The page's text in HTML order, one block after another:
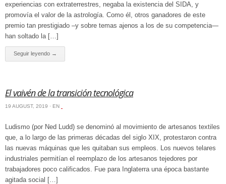
experiencias con extraterrestres, negaba la existencia del SIDA, y
promovía el valor de la astrología. Como él, otros ganadores de este
premio tan prestigiado –y sobre temas ajenos a los de su competencia—
han soltado la […]
Seguir leyendo →
El vaivén de la transición tecnológica
19 AUGUST, 2019 · EN
Ludismo (por Ned Ludd) se denominó al movimiento de artesanos textiles
que, a lo largo de las primeras décadas del siglo XIX, protestaron contra
las nuevas máquinas que les quitaban sus empleos. Los nuevos telares
industriales permitían el reemplazo de los artesanos tejedores por
trabajadores poco calificados. Fue para Inglaterra una época bastante
agitada social […]